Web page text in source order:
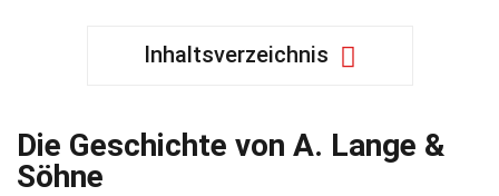
Inhaltsverzeichnis
Die Geschichte von A. Lange &
Söhne